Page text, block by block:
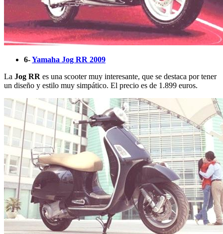
6-Yamaha Jog RR 2009
La Jog RR es una scooter muy interesante, que se destaca por tener
un diseño y estilo muy simpático. El precio es de 1.899 euros.